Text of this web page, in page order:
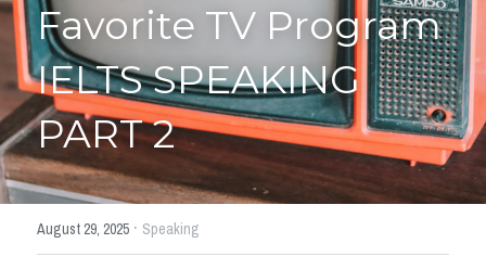
Adj
Idiom
Khác
Từ vựng theo topic
Từ vựng theo Topic
Favorite TV Program
IELTS SPEAKING
PART 2
August 29, 2025 · Speaking